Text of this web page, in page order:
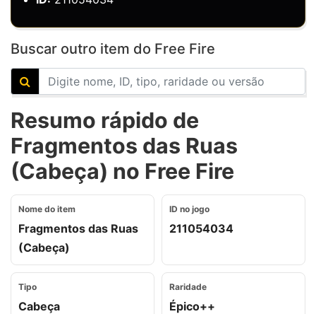
Buscar outro item do Free Fire
Resumo rápido de
Fragmentos das Ruas
(Cabeça) no Free Fire
Nome do item
Fragmentos das Ruas
(Cabeça)
ID no jogo
211054034
Tipo
Cabeça
Raridade
Épico++